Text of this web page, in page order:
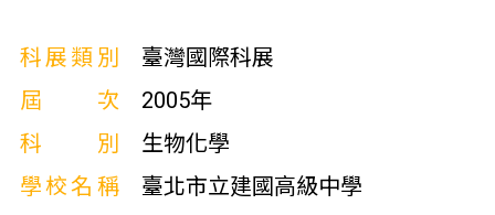
科展類別
臺灣國際科展
屆次
2005年
科別
生物化學
學校名稱
臺北市立建國高級中學